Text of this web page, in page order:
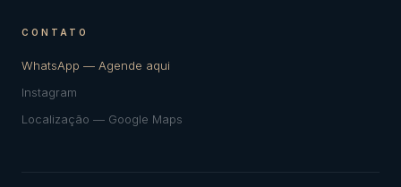
CONTATO
WhatsApp — Agende aqui
Instagram
Localização — Google Maps